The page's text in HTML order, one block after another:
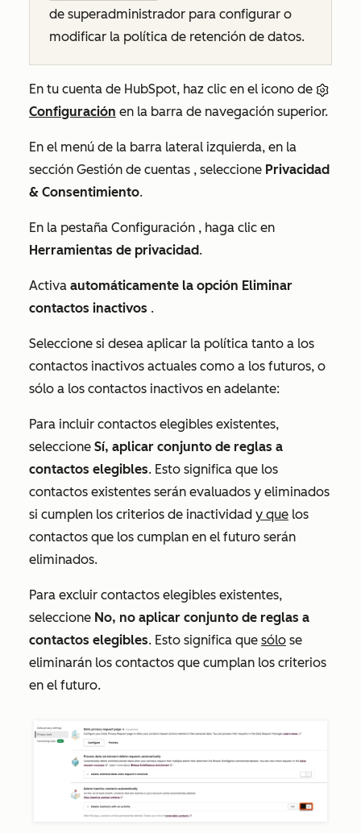
de superadministrador para configurar o
modificar la política de retención de datos.
En tu cuenta de HubSpot, haz clic en el icono de
Configuración en la barra de navegación superior.
En el menú de la barra lateral izquierda, en la
sección Gestión de cuentas , seleccione Privacidad
& Consentimiento.
En la pestaña Configuración , haga clic en
Herramientas de privacidad.
Activa automáticamente la opción Eliminar
contactos inactivos .
Seleccione si desea aplicar la política tanto a los
contactos inactivos actuales como a los futuros, o
sólo a los contactos inactivos en adelante:
Para incluir contactos elegibles existentes,
seleccione Sí, aplicar conjunto de reglas a
contactos elegibles. Esto significa que los
contactos existentes serán evaluados y eliminados
si cumplen los criterios de inactividad y que los
contactos que los cumplan en el futuro serán
eliminados.
Para excluir contactos elegibles existentes,
seleccione No, no aplicar conjunto de reglas a
contactos elegibles. Esto significa que sólo se
eliminarán los contactos que cumplan los criterios
en el futuro.